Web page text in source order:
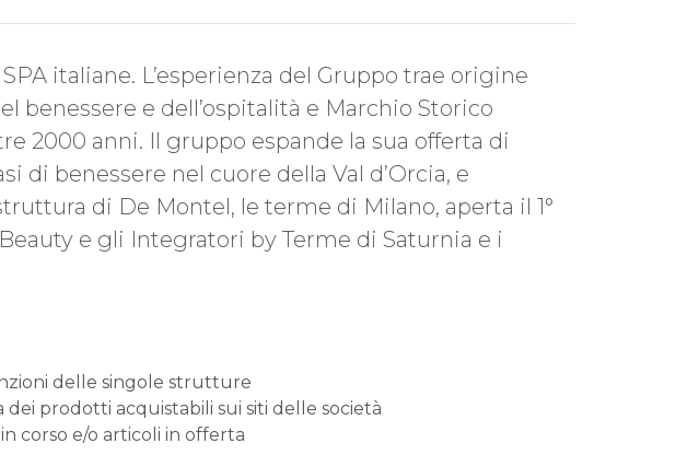
italiane. L’esperienza del Gruppo trae origine
benessere e dell’ospitalità e Marchio Storico
2000 anni. Il gruppo espande la sua offerta di
di benessere nel cuore della Val d’Orcia, e
di De Montel, le terme di Milano, aperta il 1°
e gli Integratori by Terme di Saturnia e i
delle singole strutture
prodotti acquistabili sui siti delle società
corso e/o articoli in offerta